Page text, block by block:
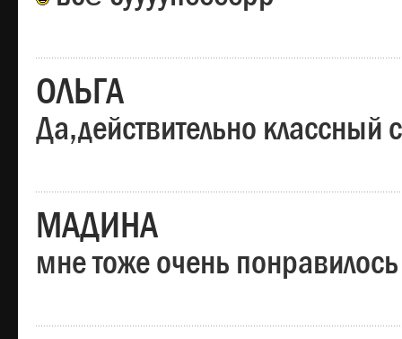
ОЛЬГА
Да,действительно классный
МАДИНА
мне тоже очень